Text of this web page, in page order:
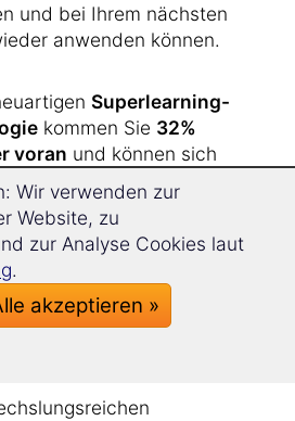
und bei Ihrem nächsten
anwenden können.
Superlearning-
kommen Sie 32%
voran und können sich
Zeit haben Sie das nötige
Rüstzeug zur Hand, um
und Anliegen
nach Brasilien
Wir verwenden zur
Website, zu
zur Analyse Cookies laut
.
akzeptieren »